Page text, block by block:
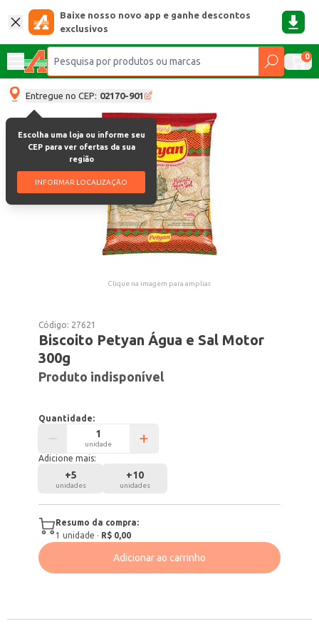
Baixe nosso novo app e ganhe descontos
exclusivos
0
Entregue no CEP: 02170-901
Escolha uma loja ou informe seu
CEP para ver ofertas da sua
região
INFORMAR LOCALIZAÇÃO
Clique na imagem para ampliar.
Código: 27621
Biscoito Petyan Água e Sal Motor
300g
Produto indisponível
Quantidade:
unidade
Adicione mais:
+5
unidades
+10
unidades
Resumo da compra:
1 unidade · R$ 0,00
Adicionar ao carrinho